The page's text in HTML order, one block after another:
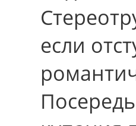
еcли